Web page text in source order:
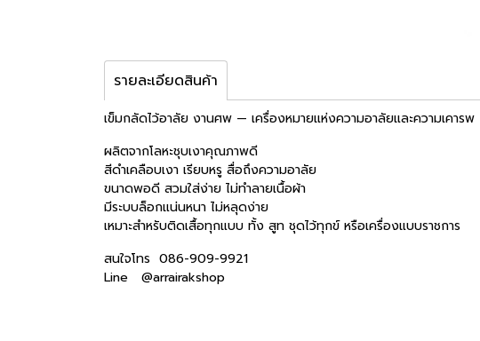
รายละเอียดสินค้า
เข็มกลัดไว้อาลัย งานศพ — เครื่องหมายแห่งความอาลัยและความเคารพ
ผลิตจากโลหะชุบเงาคุณภาพดี
สีดำเคลือบเงา เรียบหรู สื่อถึงความอาลัย
ขนาดพอดี สวมใส่ง่าย ไม่ทำลายเนื้อผ้า
มีระบบล็อกแน่นหนา ไม่หลุดง่าย
เหมาะสำหรับติดเสื้อทุกแบบ ทั้ง สูท ชุดไว้ทุกข์ หรือเครื่องแบบราชการ
สนใจโทร 086-909-9921
Line @arrairakshop